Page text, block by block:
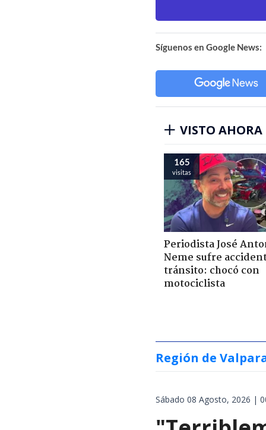
Síguenos en Google News:
VISTO AHORA
165
visitas
Periodista José
Neme sufre
tránsito: chocó con
motociclista
Región de
Sábado 08 Agosto, 2026 |